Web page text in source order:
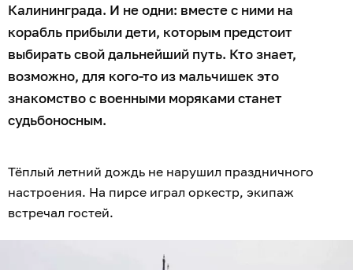
Калининграда. И не одни: вместе с ними на
корабль прибыли дети, которым предстоит
выбирать свой дальнейший путь. Кто знает,
возможно, для кого-то из мальчишек это
знакомство с военными моряками станет
судьбоносным.
Тёплый летний дождь не нарушил праздничного
настроения. На пирсе играл оркестр, экипаж
встречал гостей.